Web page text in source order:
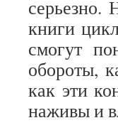
серьезно.
книги
смогут
обороты,
как эти
наживы и